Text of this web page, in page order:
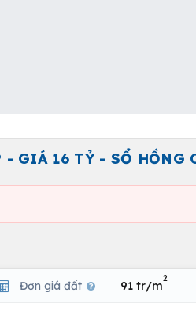
GIÁ 16 TỶ - SỔ HỒNG
Đơn giá đất 91 tr/m
2